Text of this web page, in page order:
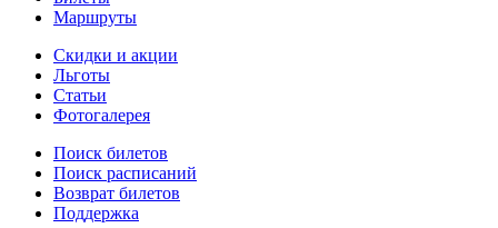
Маршруты
Скидки и акции
Льготы
Статьи
Фотогалерея
Поиск билетов
Поиск расписаний
Возврат билетов
Поддержка